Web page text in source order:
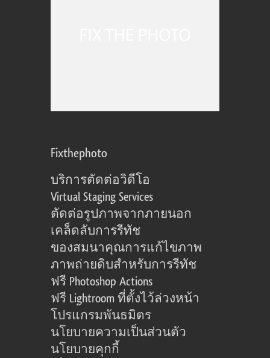
Fixthephoto
บริการตัดต่อวิดีโอ
Virtual Staging Services
ตัดต่อรูปภาพจากภายนอก
เคล็ดลับการรีทัช
ของสมนาคุณการแก้ไขภาพ
ภาพถ่ายดิบสำหรับการรีทัช
ฟรี Photoshop Actions
ฟรี Lightroom ที่ตั้งไว้ล่วงหน้า
โปรแกรมพันธมิตร
นโยบายความเป็นส่วนตัว
นโยบายคุกกี้